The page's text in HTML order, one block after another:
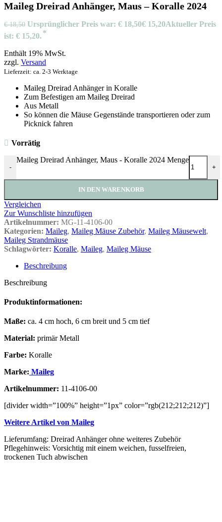
Maileg Dreirad Anhänger, Maus – Koralle 2024
€18,50 Ursprünglicher Preis war: € 18,50€ 15,20Aktueller Preis
ist: € 15,20.
Enthält 19% MwSt.
zzgl. Versand
Lieferzeit: ca. 2-3 Werktage
Maileg Dreirad Anhänger in Koralle
Zum Befestigen am Maileg Dreirad
Aus Metall
So können die Mäuse Gegenstände transportieren oder zum
Picknick fahren
Vorrätig
-
Maileg Dreirad Anhänger, Maus - Koralle 2024 Menge
+
IN DEN WARENKORB
Vergleichen
Zur Wunschliste hinzufügen
Artikelnummer: MG-11-4106-00
Kategorien: Maileg, Maileg Mäuse Zubehör, Maileg Mäusewelt,
Maileg Strandmäuse
Schlagwörter: Koralle, Maileg, Maileg Mäuse
Beschreibung
Beschreibung
Produktinformationen:
Maße: ca. 4 cm hoch, 6 cm breit und 5 cm tief
Material: primär Metall
Farbe: Koralle
Marke: Maileg
Artikelnummer: 11-4106-00
[divider width=”100%” height=”1px” color=”rgb(212;212;212)”]
Weitere Artikel von Maileg
Lieferumfang: Dreirad Anhänger ohne weiteres Zubehör
Pflegehinweis: Vorsichtig mit einem weichen, fusselfreien,
trockenen Tuch abwischen